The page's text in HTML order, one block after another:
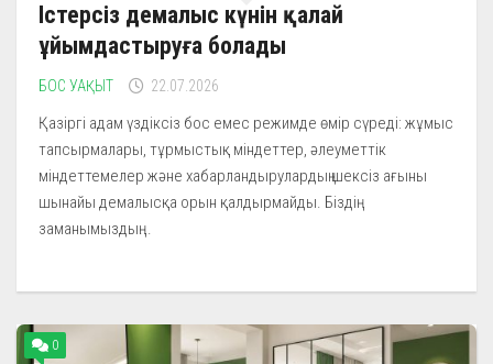
Істерсіз демалыс күнін қалай
ұйымдастыруға болады
БОС УАҚЫТ 22.07.2026
Қазіргі адам үздіксіз бос емес режимде өмір сүреді: жұмыс
тапсырмалары, тұрмыстық міндеттер, әлеуметтік
міндеттемелер және хабарландырулардың шексіз ағыны
шынайы демалысқа орын қалдырмайды. Біздің
заманымыздың...
0